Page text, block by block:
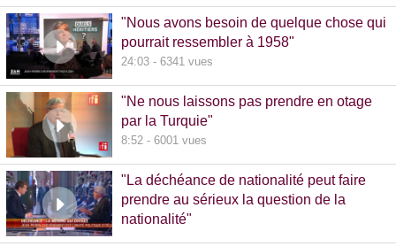
"Nous avons besoin de quelque chose qui
pourrait ressembler à 1958"
24:03 - 6341 vues
"Ne nous laissons pas prendre en otage
par la Turquie"
8:52 - 6001 vues
"La déchéance de nationalité peut faire
prendre au sérieux la question de la
nationalité"